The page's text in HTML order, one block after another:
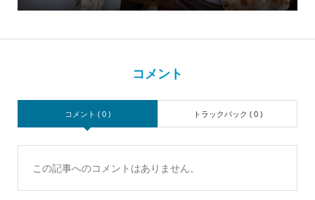
コメント
コメント ( 0 ) トラックバック ( 0 )
この記事へのコメントはありません。